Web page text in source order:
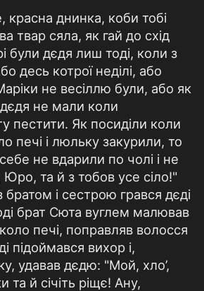
днинка, коби тобі
твар сяла, як гай до схід
були дєдя лиш тоді, коли з
десь котрої неділі, або
не весіллю були, або як
не мали коли
пестити. Як посиділи коли
печі і люльку закурили, то
не вдарили по чолі і не
Юро, та й з тобов усе сіло!"
братом і сестрою грався дєді
брат Сюта вуглем малював
коло печі, поправляв волосся
підоймався вихор і,
удавав дєдю: "Мой, хло’,
та й січіть ріщє! Ану,